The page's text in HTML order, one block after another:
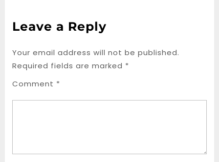
Leave a Reply
Your email address will not be published.
Required fields are marked *
Comment *